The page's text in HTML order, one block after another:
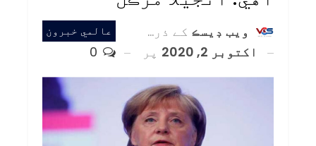
عالمي خبرون ويب ڊيسڪ کے ذریعہ
اکتوبر 2, 2020
پر